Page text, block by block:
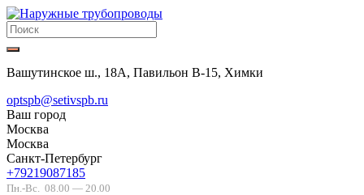
Вашутинское ш., 18А, Павильон В-15, Химки
optspb@setivspb.ru
Ваш город
Москва
Москва
Санкт-Петербург
+79219087185
Пн.-Вс. 08.00 — 20.00